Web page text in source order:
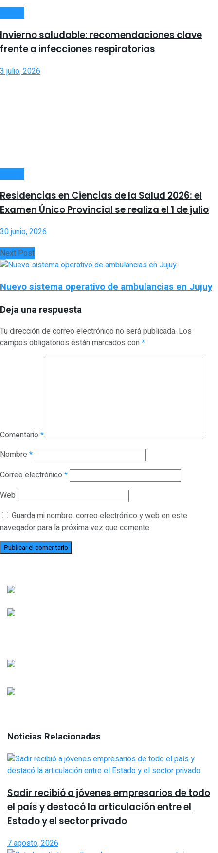
Invierno saludable: recomendaciones clave
frente a infecciones respiratorias
3 julio, 2026
Residencias en Ciencias de la Salud 2026: el
Examen Único Provincial se realiza el 1 de julio
30 junio, 2026
Next Post
Nuevo sistema operativo de ambulancias en Jujuy
Deja una respuesta
Tu dirección de correo electrónico no será publicada. Los
campos obligatorios están marcados con*
Comentario *
Nombre *
Correo electrónico *
Web
Guarda mi nombre, correo electrónico y web en este
navegador para la próxima vez que comente.
Noticias Relacionadas
Sadir recibió a jóvenes empresarios de todo
el país y destacó la articulación entre el
Estado y el sector privado
7 agosto, 2026